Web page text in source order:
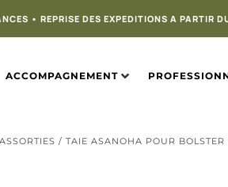
• REPRISE DES EXPEDITIONS A PARTIR
ACCOMPAGNEMENT
/ TAIE ASANOHA POUR